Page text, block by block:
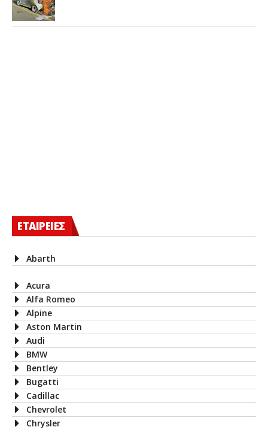
ΕΤΑΙΡΕΙΕΣ
Abarth
Acura
Alfa Romeo
Alpine
Aston Martin
Audi
BMW
Bentley
Bugatti
Cadillac
Chevrolet
Chrysler